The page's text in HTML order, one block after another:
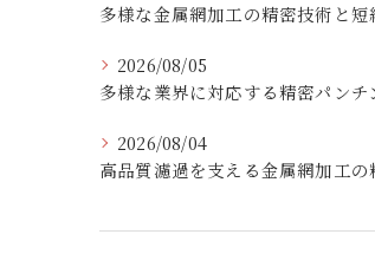
2026/08/05
2026/08/04
高品質濾過を支える金属網加工の